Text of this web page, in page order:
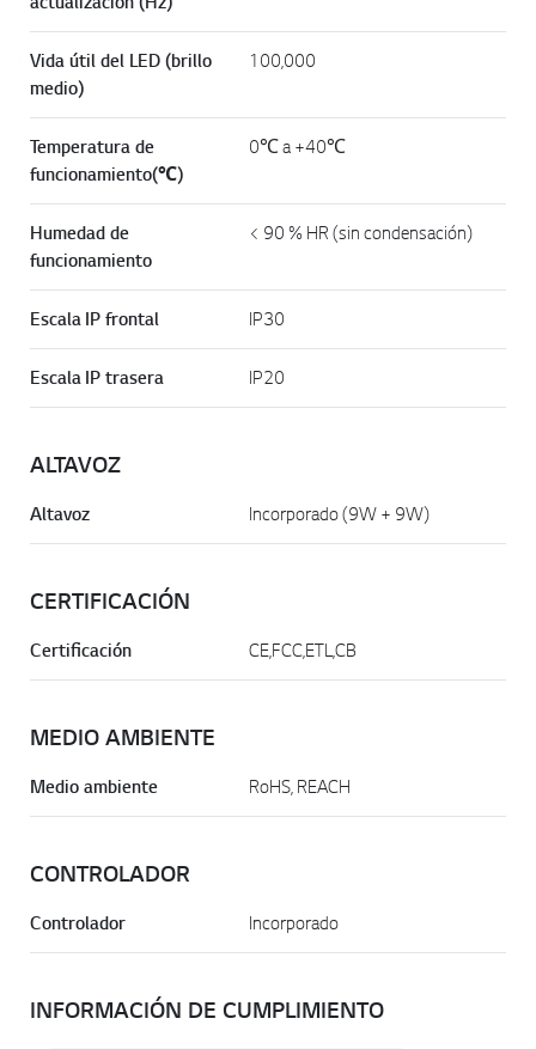
Vida útil del LED (brillo
medio)
100,000
Temperatura de
funcionamiento(℃)
0℃ a +40℃
Humedad de
funcionamiento
< 90 % HR (sin condensación)
Escala IP frontal IP30
Escala IP trasera IP20
ALTAVOZ
Altavoz Incorporado (9W + 9W)
CERTIFICACIÓN
Certificación CE,FCC,ETL,CB
MEDIO AMBIENTE
Medio ambiente RoHS, REACH
CONTROLADOR
Controlador Incorporado
INFORMACIÓN DE CUMPLIMIENTO